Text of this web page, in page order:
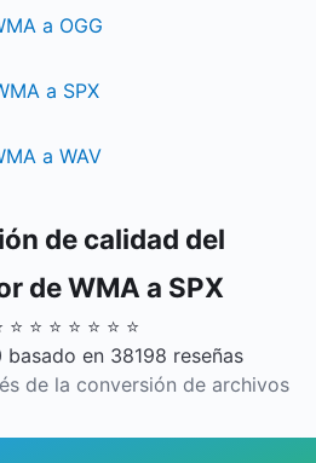
a OGG
a SPX
a WAV
de calidad del
de WMA a SPX
⭐ ⭐ ⭐ ⭐ ⭐ ⭐ ⭐
en 38198 reseñas
de la conversión de archivos